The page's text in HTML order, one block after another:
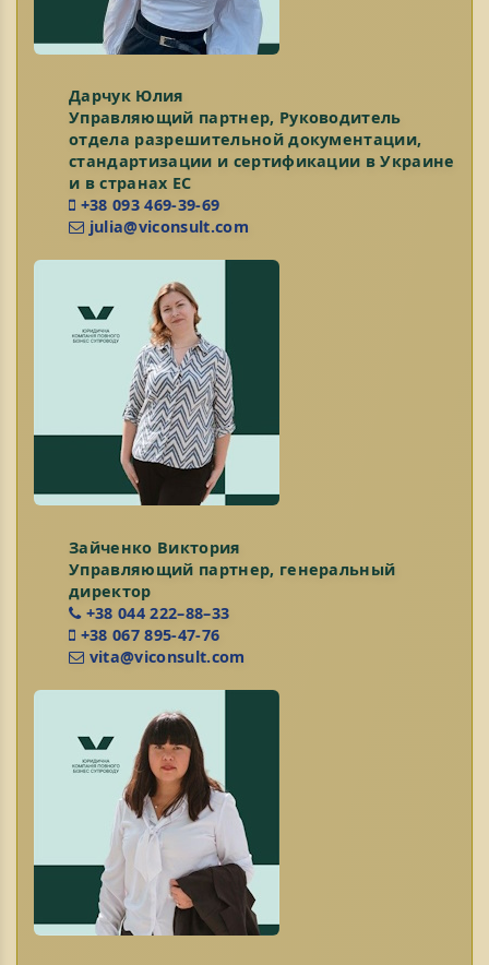
Дарчук Юлия
Управляющий партнер, Руководитель
отдела разрешительной документации,
стандартизации и сертификации в Украине
и в странах ЕС
+38 093 469-39-69
julia@viconsult.com
Зайченко Виктория
Управляющий партнер, генеральный
директор
+38 044 222–88–33
+38 067 895-47-76
vita@viconsult.com